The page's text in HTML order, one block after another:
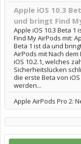
Apple iOS 10.3
und bringt Find
Apple iOS 10.3 Beta 1
Find My AirPods mit:
Beta 1 ist da und
AirPods mit Nach
iOS 10.2.1, welches
Sicherheitslücken
die erste Beta von iOS
werden...
Apple AirPods Pro 2: